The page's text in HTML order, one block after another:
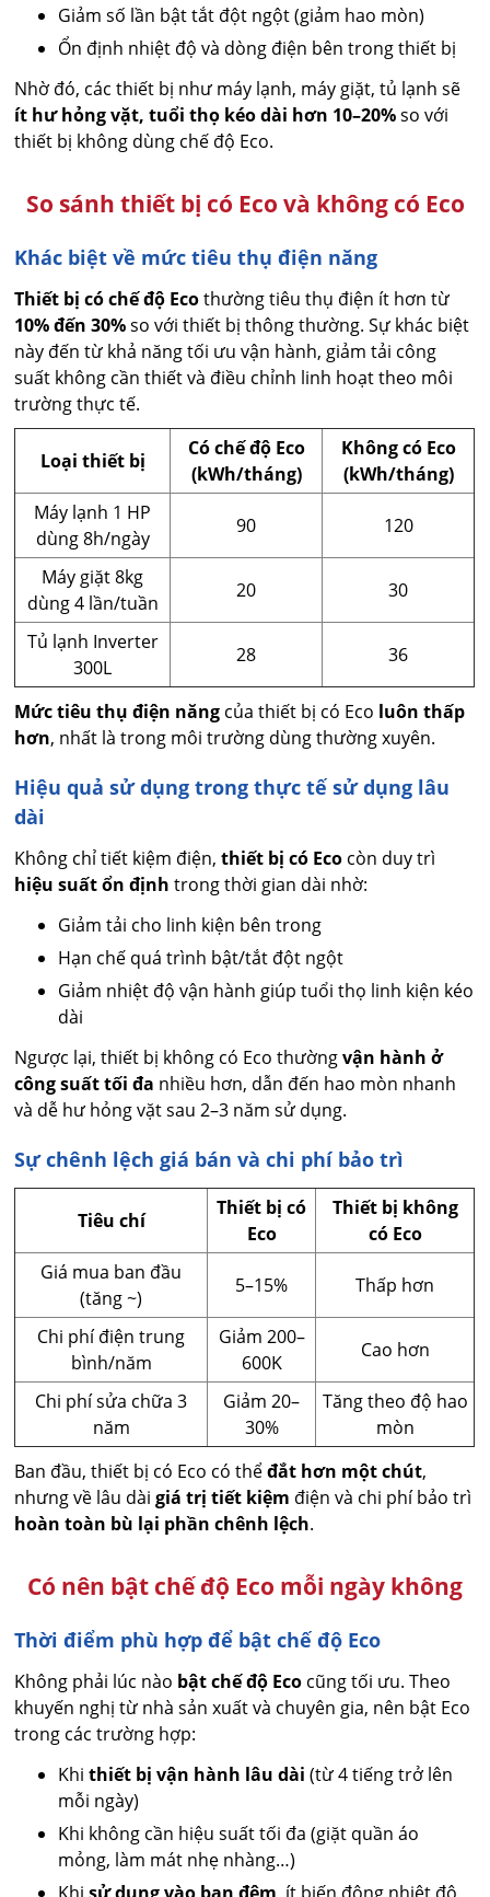
Giảm số lần bật tắt đột ngột (giảm hao mòn)
Ổn định nhiệt độ và dòng điện bên trong thiết bị
Nhờ đó, các thiết bị như máy lạnh, máy giặt, tủ lạnh sẽ
ít hư hỏng vặt, tuổi thọ kéo dài hơn 10–20%so với
thiết bị không dùng chế độ Eco.
So sánh thiết bị có Eco và không có Eco
Khác biệt về mức tiêu thụ điện năng
Thiết bị có chế độ Ecothường tiêu thụ điện ít hơn từ
10% đến 30%so với thiết bị thông thường. Sự khác biệt
này đến từ khả năng tối ưu vận hành, giảm tải công
suất không cần thiết và điều chỉnh linh hoạt theo môi
trường thực tế.
Loại thiết bị
Có chế độ Eco
(kWh/tháng)
Không có Eco
(kWh/tháng)
Máy lạnh 1 HP
dùng 8h/ngày
90 120
Máy giặt 8kg
dùng 4 lần/tuần
20 30
Tủ lạnh Inverter
300L
28 36
Mức tiêu thụ điện năng của thiết bị có Eco luôn thấp
hơn, nhất là trong môi trường dùng thường xuyên.
Hiệu quả sử dụng trong thực tế sử dụng lâu
dài
Không chỉ tiết kiệm điện,thiết bị có Eco còn duy trì
hiệu suất ổn định trong thời gian dài nhờ:
Giảm tải cho linh kiện bên trong
Hạn chế quá trình bật/tắt đột ngột
Giảm nhiệt độ vận hành giúp tuổi thọ linh kiện kéo
dài
Ngược lại, thiết bị không có Eco thườngvận hành ở
công suất tối đa nhiều hơn, dẫn đến hao mòn nhanh
và dễ hư hỏng vặt sau 2–3 năm sử dụng.
Sự chênh lệch giá bán và chi phí bảo trì
Tiêu chí
Thiết bị có
Eco
Thiết bị không
có Eco
Giá mua ban đầu
(tăng ~)
5–15% Thấp hơn
Chi phí điện trung
bình/năm
Giảm 200–
600K
Cao hơn
Chi phí sửa chữa 3
năm
Giảm 20–
30%
Tăng theo độ hao
mòn
Ban đầu, thiết bị có Eco có thểđắt hơn một chút,
nhưng về lâu dàigiá trị tiết kiệm điện và chi phí bảo trì
hoàn toàn bù lại phần chênh lệch.
Có nên bật chế độ Eco mỗi ngày không
Thời điểm phù hợp để bật chế độ Eco
Không phải lúc nào bật chế độ Eco cũng tối ưu. Theo
khuyến nghị từ nhà sản xuất và chuyên gia, nên bật Eco
trong các trường hợp:
Khithiết bị vận hành lâu dài (từ 4 tiếng trở lên
mỗi ngày)
Khi không cần hiệu suất tối đa (giặt quần áo
mỏng, làm mát nhẹ nhàng…)